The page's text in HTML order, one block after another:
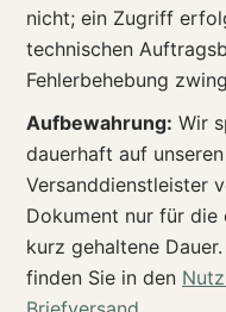
nicht; ein Zugriff
technischen
Fehlerbehebung
Aufbewahrung: Wir
dauerhaft auf
Versanddienstleister
Dokument nur für
kurz gehaltene
finden Sie in den